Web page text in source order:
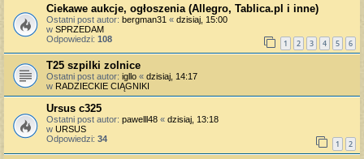
Ciekawe aukcje, ogłoszenia (Allegro, Tablica.pl i inne)
Ostatni post autor: bergman31 « dzisiaj, 15:00
w SPRZEDAM
Odpowiedzi: 108 1 2 3 4 5 6
T25 szpilki zolnice
Ostatni post autor: igllo « dzisiaj, 14:17
w RADZIECKIE CIĄGNIKI
Ursus c325
Ostatni post autor: pawelll48 « dzisiaj, 13:18
w URSUS
Odpowiedzi: 34 1 2